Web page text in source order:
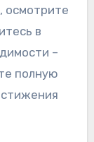
осмотрите
в
–
полную